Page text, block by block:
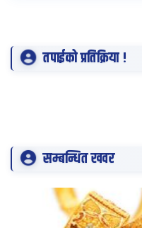
तपाईको प्रतिक्रिया !
सम्बन्धित खवर